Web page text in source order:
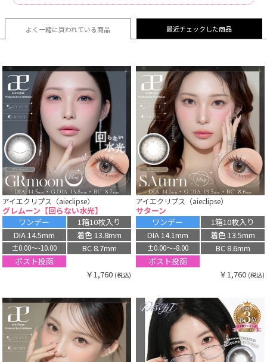
よく一緒に買われている商品 最近チェックした商品
アイエクリプス（aieclipse）
グレムーン【回らない水光】
ワンデー
1箱10枚入り
DIA 14.5mm
着色 13.8mm
±0.00〜-10.00
BC 8.7mm
ポスト投函
￥1,760 (税込)
アイエクリプス（aieclipse）
サターン
ワンデー
1箱10枚入り
DIA 14.1mm
着色 13.5mm
±0.00〜-8.00
BC 8.6mm
ポスト投函
￥1,760 (税込)